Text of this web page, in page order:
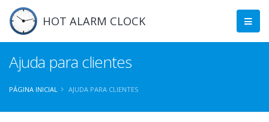
HOT ALARM CLOCK
Ajuda para clientes
PÁGINA INICIAL AJUDA PARA CLIENTES